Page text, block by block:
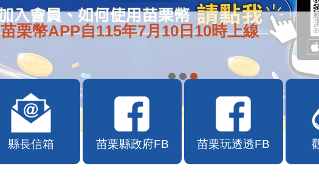
苗栗幣APP自115年7月10日10時上線
縣長信箱 苗栗縣政府FB 苗栗玩透透FB